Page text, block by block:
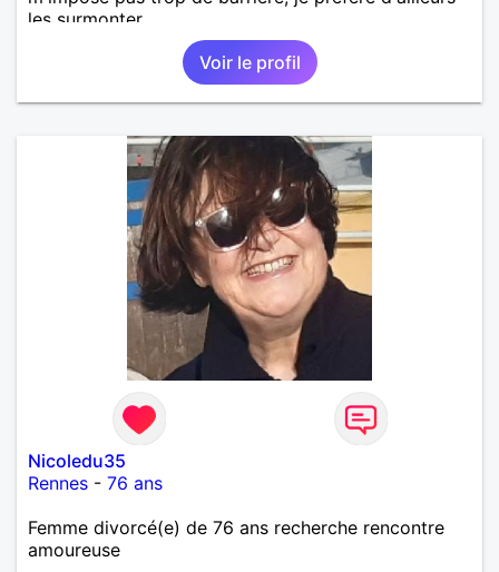
les surmonter.
Voir le profil
Nicoledu35
Rennes - 76 ans
Femme divorcé(e) de 76 ans recherche rencontre
amoureuse